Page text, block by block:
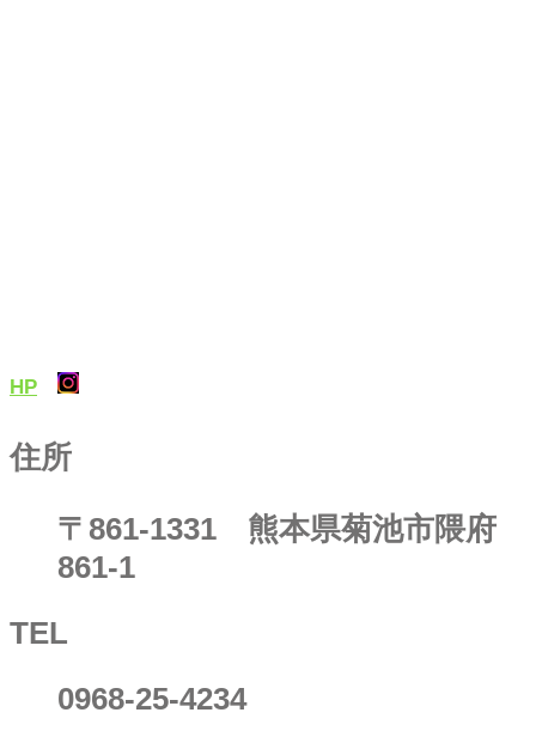
HP
住所
〒861-1331 熊本県菊池市隈府
861-1
TEL
0968-25-4234